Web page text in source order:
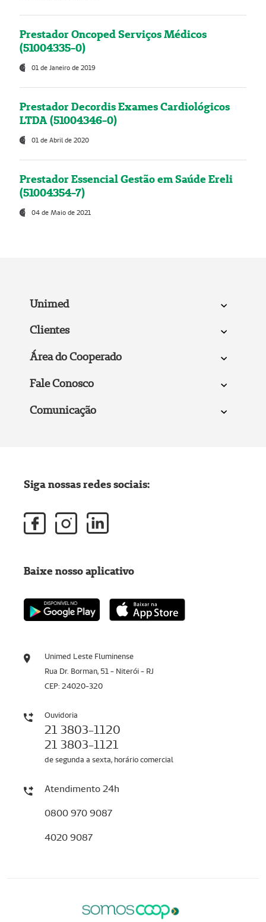
Prestador Oncoped Serviços Médicos
(51004335-0)
01 de Janeiro de 2019
Prestador Decordis Exames Cardiológicos
LTDA (51004346-0)
01 de Abril de 2020
Prestador Essencial Gestão em Saúde Ereli
(51004354-7)
04 de Maio de 2021
Unimed
Clientes
Área do Cooperado
Fale Conosco
Comunicação
Unimed Leste Fluminense
Rua Dr. Borman, 51 - Niterói - RJ
CEP: 24020-320
Ouvidoria
21 3803-1120
21 3803-1121
de segunda a sexta, horário comercial
Atendimento 24h
0800 970 9087
4020 9087
Siga nossas redes sociais:
Baixe nosso aplicativo